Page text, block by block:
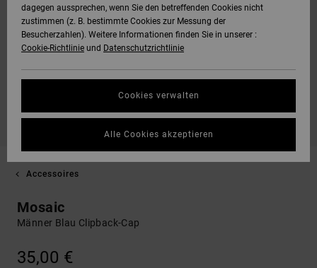
Accessoires
Mosaic
Männer Blau Clipback-Cap
35,00 €
dagegen aussprechen, wenn Sie den betreffenden Cookies nicht
zustimmen (z. B. bestimmte Cookies zur Messung der
Besucherzahlen). Weitere Informationen finden Sie in unserer :
Cookie-Richtlinie und Datenschutzrichtlinie
Cookies verwalten
Alle Cookies akzeptieren